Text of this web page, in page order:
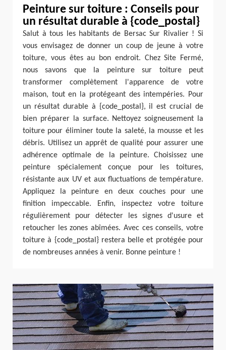
Peinture sur toiture : Conseils pour
un résultat durable à {code_postal}
Salut à tous les habitants de Bersac Sur Rivalier ! Si
vous envisagez de donner un coup de jeune à votre
toiture, vous êtes au bon endroit. Chez Site Fermé,
nous savons que la peinture sur toiture peut
transformer complètement l'apparence de votre
maison, tout en la protégeant des intempéries. Pour
un résultat durable à {code_postal}, il est crucial de
bien préparer la surface. Nettoyez soigneusement la
toiture pour éliminer toute la saleté, la mousse et les
débris. Utilisez un apprêt de qualité pour assurer une
adhérence optimale de la peinture. Choisissez une
peinture spécialement conçue pour les toitures,
résistante aux UV et aux fluctuations de température.
Appliquez la peinture en deux couches pour une
finition impeccable. Enfin, inspectez votre toiture
régulièrement pour détecter les signes d'usure et
retoucher les zones abîmées. Avec ces conseils, votre
toiture à {code_postal} restera belle et protégée pour
de nombreuses années à venir. Bonne peinture !